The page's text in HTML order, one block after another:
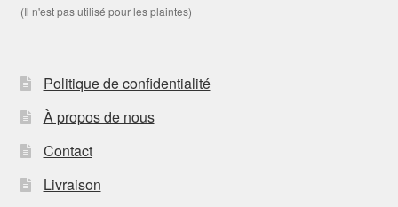
(Il n'est pas utilisé pour les plaintes)
Politique de confidentialité
À propos de nous
Contact
Livraison